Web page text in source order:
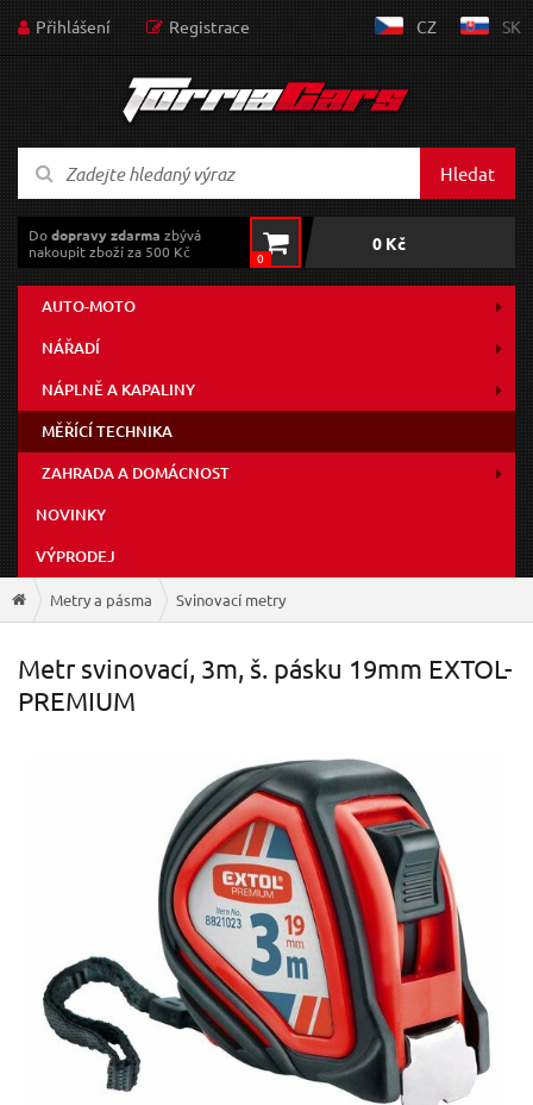
Přihlášení Registrace CZ SK
Hledat
Dodopravy zdarma zbývá
nakoupit zboží za 500 Kč
0
0 Kč
AUTO-MOTO
NÁŘADÍ
NÁPLNĚ A KAPALINY
MĚŘÍCÍ TECHNIKA
ZAHRADA A DOMÁCNOST
NOVINKY
VÝPRODEJ
Metry a pásma Svinovací metry
Metr svinovací, 3m, š. pásku 19mm EXTOL-
PREMIUM